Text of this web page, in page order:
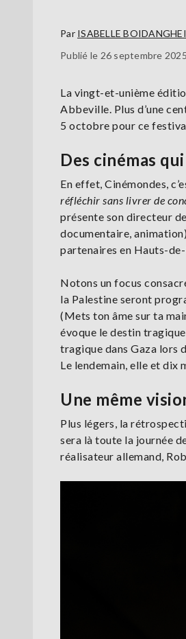
Par ISABELLE
Publié le 26 septembre 2025
La vingt-et-unième
Abbeville. Plus d’une
5 octobre pour ce
Des cinémas
En effet, Cinémondes,
réfléchir sans livrer de
présente son directeur
documentaire,
partenaires en Hauts-
Notons un focus
la Palestine seront
(Mets ton âme sur ta
évoque le destin
tragique dans Gaza lors
Le lendemain, elle et dix
Une même
Plus légers, la
sera là toute la journée
réalisateur allemand,